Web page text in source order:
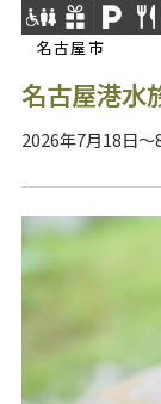
名古屋市
名古屋港水
2026年7月18日～